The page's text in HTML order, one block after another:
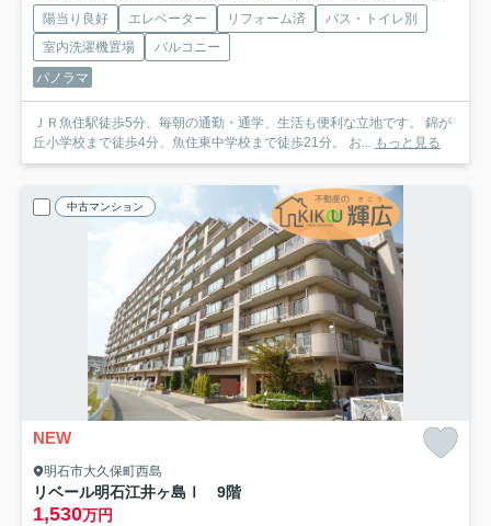
陽当り良好 エレベーター リフォーム済
バス・トイレ別
室内洗濯機置場
バルコニー
パノラマ
ＪＲ魚住駅徒歩5分、毎朝の通勤・通学、生活も便利な立地です。 錦が
丘小学校まで徒歩4分、魚住東中学校まで徒歩21分。 お...
もっと見る
中古マンション
NEW
明石市大久保町西島
リベール明石江井ヶ島Ⅰ 9階
1,530万円